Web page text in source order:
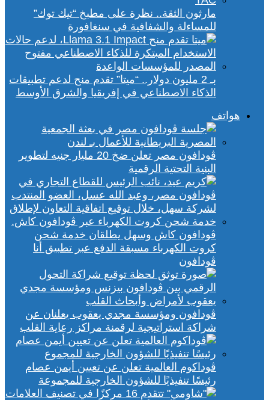
مارثون الثقة.. نظرة على مطبخ “تيك توك”
للمساءلة والشفافية في سنغافورة
بـ 2 مليون دولار.. “ميتا” تقدم منح لدعم تطبيقات
الذكاء الاصطناعي في إفريقيا والشرق الأوسط
هواتف
ڤودافون مصر تعلن ضخ 20 مليار جنيه لتطوير
البنية التحتية الرقمية
ڤودافون كاش وسهل يطلقان خدمة شحن
كروت الكهرباء مسبقة الدفع عبر تطبيق أنا
ڤودافون
ڤودافون ومؤسسة مجدي يعقوب يعلنان عن
شراكة استراتيجية لرقمنة مراكز رعاية القلب
ڤوداكوم العالمية تعلن عن تعيين أيمن عصام
رئيسًا تنفيذيًا للشؤون الخارجية للمجموعة